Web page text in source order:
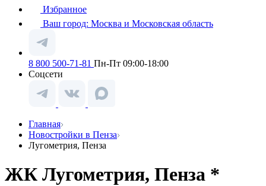
Избранное
Ваш город: Москва и Московская область
8 800 500-71-81 Пн-Пт 09:00-18:00
Соцсети
Главная
Новостройки в Пенза
Лугометрия, Пенза
ЖК Лугометрия, Пенза *